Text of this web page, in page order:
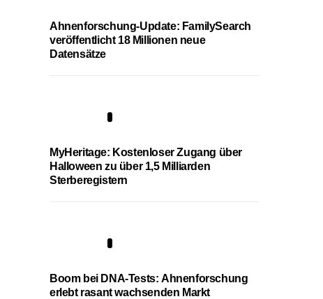
Ahnenforschung-Update: FamilySearch
veröffentlicht 18 Millionen neue
Datensätze
MyHeritage: Kostenloser Zugang über
Halloween zu über 1,5 Milliarden
Sterberegistern
Boom bei DNA-Tests: Ahnenforschung
erlebt rasant wachsenden Markt